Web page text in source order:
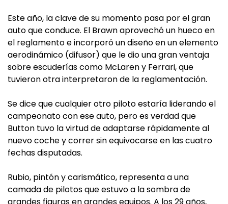
Este año, la clave de su momento pasa por el gran
auto que conduce. El Brawn aprovechó un hueco en
el reglamento e incorporó un diseño en un elemento
aerodinámico (difusor) que le dio una gran ventaja
sobre escuderías como McLaren y Ferrari, que
tuvieron otra interpretaron de la reglamentación.
Se dice que cualquier otro piloto estaría liderando el
campeonato con ese auto, pero es verdad que
Button tuvo la virtud de adaptarse rápidamente al
nuevo coche y correr sin equivocarse en las cuatro
fechas disputadas.
Rubio, pintón y carismático, representa a una
camada de pilotos que estuvo a la sombra de